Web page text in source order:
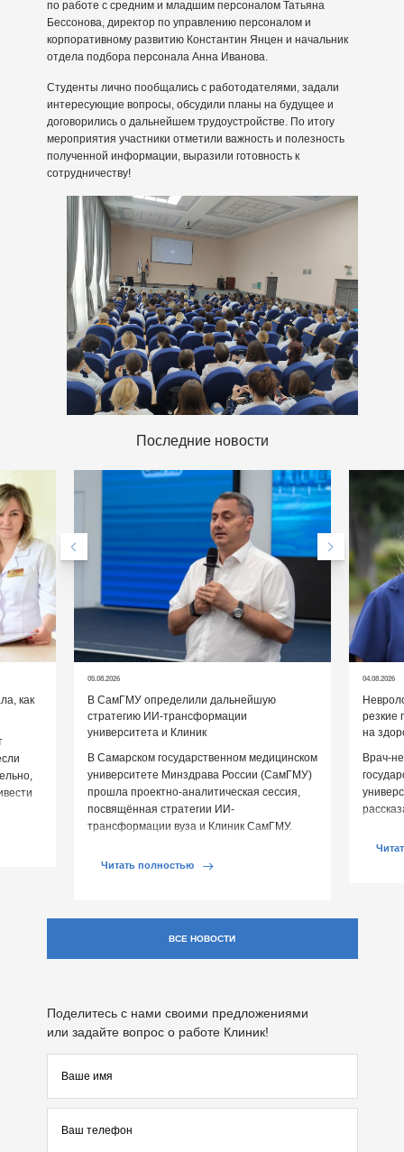
по работе с средним и младшим персоналом Татьяна
Бессонова, директор по управлению персоналом и
корпоративному развитию Константин Янцен и начальник
отдела подбора персонала Анна Иванова.
Студенты лично пообщались с работодателями, задали
интересующие вопросы, обсудили планы на будущее и
договорились о дальнейшем трудоустройстве. По итогу
мероприятия участники отметили важность и полезность
полученной информации, выразили готовность к
сотрудничеству!
Последние новости
как
05.08.2026
В СамГМУ определили дальнейшую
стратегию ИИ-трансформации
университета и Клиник
В Самарском государственном медицинском
университете Минздрава России (СамГМУ)
прошла проектно-аналитическая сессия,
посвящённая стратегии ИИ-
трансформации вуза и Клиник СамГМУ.
Запад», […]
Читать полностью
04.08.2026
резкие
на
Врач-
ВСЕ НОВОСТИ
Поделитесь с нами своими предложениями
или задайте вопрос о работе Клиник!